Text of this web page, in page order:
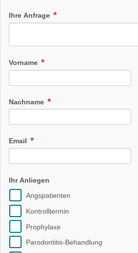
Ihre Anfrage
Vorname
Nachname
Email
Ihr Anliegen
Angspatienten
Kontrolltermin
Prophylaxe
Parodontitis-Behandlung